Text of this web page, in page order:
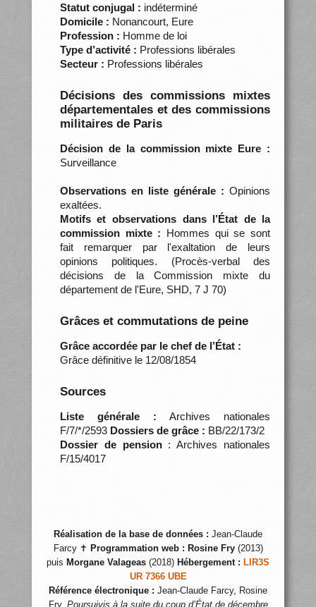
Statut conjugal : indéterminé
Domicile : Nonancourt, Eure
Profession : Homme de loi
Type d’activité : Professions libérales
Secteur : Professions libérales
Décisions des commissions mixtes
départementales et des commissions
militaires de Paris
Décision de la commission mixte Eure :
Surveillance
Observations en liste générale : Opinions
exaltées.
Motifs et observations dans l’État de la
commission mixte : Hommes qui se sont
fait remarquer par l'exaltation de leurs
opinions politiques. (Procès-verbal des
décisions de la Commission mixte du
département de l'Eure, SHD, 7 J 70)
Grâces et commutations de peine
Grâce accordée par le chef de l’État :
Grâce définitive le 12/08/1854
Sources
Liste générale : Archives nationales
F/7/*/2593 Dossiers de grâce : BB/22/173/2
Dossier de pension: Archives nationales
F/15/4017
Réalisation de la base de données : Jean-Claude
Farcy ✝ Programmation web : Rosine Fry(2013)
puis Morgane Valageas (2018) Hébergement : LIR3S
UR 7366 UBE
Référence électronique : Jean-Claude Farcy, Rosine
Fry, Poursuivis à la suite du coup d’État de décembre